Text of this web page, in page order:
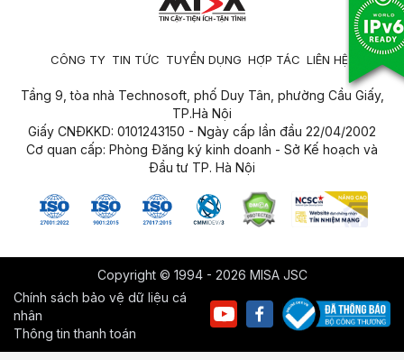
CÔNG TY TIN TỨC TUYỂN DỤNG HỢP TÁC LIÊN HỆ
Tầng 9, tòa nhà Technosoft, phố Duy Tân, phường Cầu Giấy,
TP.Hà Nội
Giấy CNĐKKD: 0101243150 - Ngày cấp lần đầu 22/04/2002
Cơ quan cấp: Phòng Đăng ký kinh doanh - Sở Kế hoạch và
Đầu tư TP. Hà Nội
Copyright © 1994 - 2026 MISA JSC
Chính sách bảo vệ dữ liệu cá
nhân
Thông tin thanh toán